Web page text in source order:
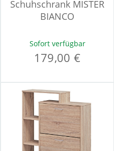
Schuhschrank MISTER
BIANCO
Sofort verfügbar
179,00 €